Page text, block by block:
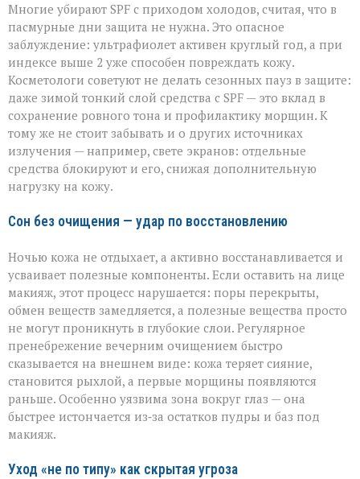
Многие убирают SPF с приходом холодов, считая, что в
пасмурные дни защита не нужна. Это опасное
заблуждение: ультрафиолет активен круглый год, а при
индексе выше 2 уже способен повреждать кожу.
Косметологи советуют не делать сезонных пауз в защите:
даже зимой тонкий слой средства с SPF — это вклад в
сохранение ровного тона и профилактику морщин. К
тому же не стоит забывать и о других источниках
излучения — например, свете экранов: отдельные
средства блокируют и его, снижая дополнительную
нагрузку на кожу.
Сон без очищения — удар по восстановлению
Ночью кожа не отдыхает, а активно восстанавливается и
усваивает полезные компоненты. Если оставить на лице
макияж, этот процесс нарушается: поры перекрыты,
обмен веществ замедляется, а полезные вещества просто
не могут проникнуть в глубокие слои. Регулярное
пренебрежение вечерним очищением быстро
сказывается на внешнем виде: кожа теряет сияние,
становится рыхлой, а первые морщины появляются
раньше. Особенно уязвима зона вокруг глаз — она
быстрее истончается из‑за остатков пудры и баз под
макияж.
Уход «не по типу» как скрытая угроза